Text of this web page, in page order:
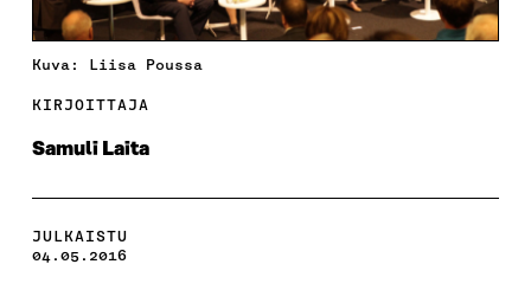
Kuva: Liisa Poussa
KIRJOITTAJA
Samuli Laita
JULKAISTU
04.05.2016